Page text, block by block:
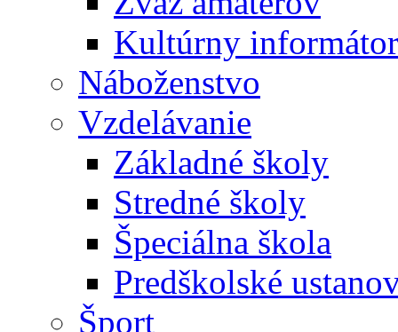
Kultúrny informátor
Náboženstvo
Vzdelávanie
Základné školy
Stredné školy
Špeciálna škola
Predškolské
Šport